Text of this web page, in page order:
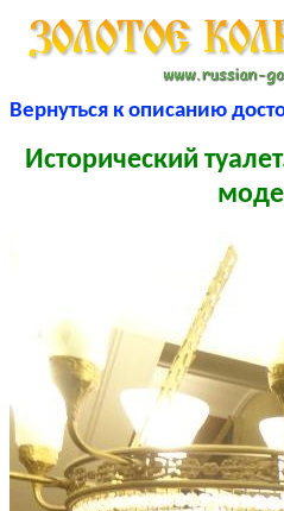
Вернуться к описанию
Исторический